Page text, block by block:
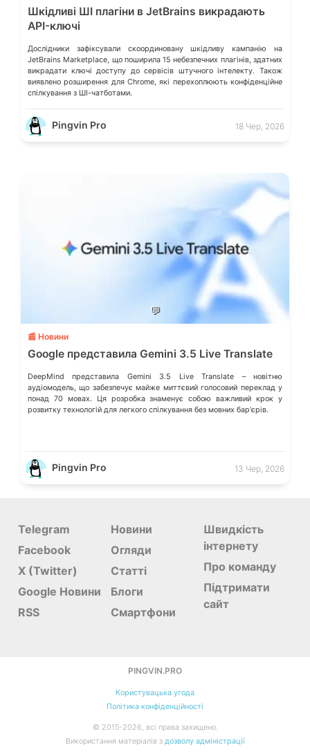
Шкідливі ШІ плагіни в JetBrains викрадають
API-ключі
Дослідники зафіксували скоординовану шкідливу кампанію на
JetBrains Marketplace, що поширила 15 небезпечних плагінів, здатних
викрадати ключі доступу до сервісів штучного інтелекту. Також
виявлено розширення для Chrome, які перехоплюють конфіденційне
спілкування з ШІ-чатботами.
Pingvin Pro 18 Чер, 2026
💬
📰 Новини
Google представила Gemini 3.5 Live Translate
DeepMind представила Gemini 3.5 Live Translate – новітню
аудіомодель, що забезпечує майже миттєвий голосовий переклад у
понад 70 мовах. Ця розробка знаменує собою важливий крок у
розвитку технологій для легкого спілкування без мовних барʼєрів.
Pingvin Pro 13 Чер, 2026
Telegram
Facebook
X (Twitter)
Google Новини
RSS
Новини
Огляди
Статті
Блоги
Смартфони
Швидкість
інтернету
Про команду
Підтримати
сайт
PINGVIN.PRO
Користувацька угода
Політика конфіденційності
© 2015-2026 , всі права захищено.
Використання матеріалів з дозволу адміністрації